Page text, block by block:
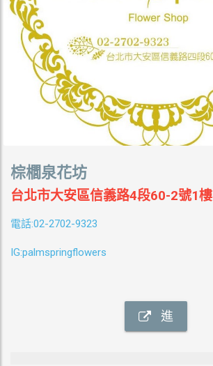
棕櫚泉花坊
台北市大安區信義路4段60-2號1樓
電話:02-2702-9323
IG:palmspringflowers
進